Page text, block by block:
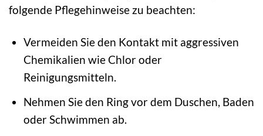
folgende Pflegehinweise zu beachten:
Vermeiden Sie den Kontakt mit aggressiven
Chemikalien wie Chlor oder
Reinigungsmitteln.
Nehmen Sie den Ring vor dem Duschen, Baden
oder Schwimmen ab.